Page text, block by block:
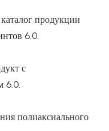
продукции
6.0.
с
6.0.
полиаксиального